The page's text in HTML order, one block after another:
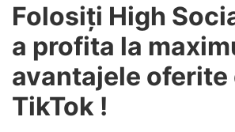
Folosiți High
a profita la
avantajele oferite
TikTok !